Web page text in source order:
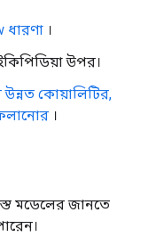
ধারণা ।
উপর।
উন্নত কোয়ালিটির,
।
মডেলের জানতে